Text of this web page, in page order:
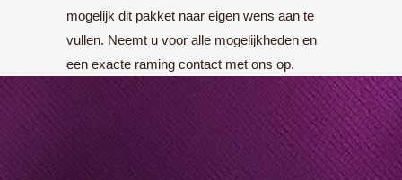
mogelijk dit pakket naar eigen wens aan te
vullen. Neemt u voor alle mogelijkheden en
een exacte raming contact met ons op.